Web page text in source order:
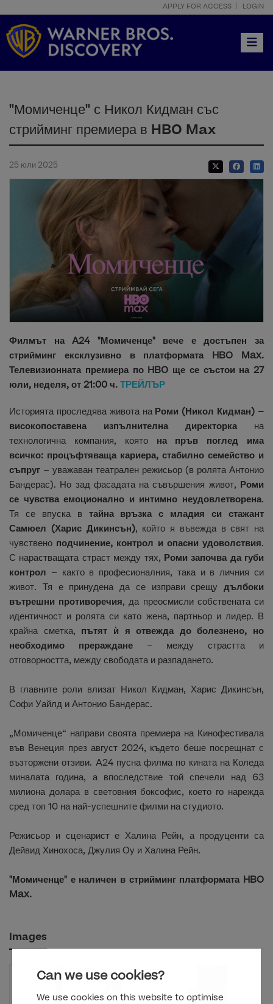
Can we use cookies?
We use cookies on this website to optimise
APPLY FOR ACCESS LOGIN
"Момиченце" с Никол Кидман със
стрийминг премиера в HBO Max
25 юли 2025
Филмът на A24 "Момиченце" вече е достъпен за
стрийминг ексклузивно в платформата HBO Max.
Телевизионната премиера по HBO ще се състои на 27
юли, неделя, от 21:00 ч. ТРЕЙЛЪР
Историята проследява живота на Роми (Никол Кидман) –
високопоставена изпълнителна директоркана
технологична компания, която на пръв поглед има
всичко: процъфтяваща кариера, стабилно семейство и
съпруг – уважаван театрален режисьор (в ролята Антонио
Бандерас). Но зад фасадата на съвършения живот, Роми
се чувства емоционално и интимно неудовлетворена.
Тя се впуска в тайна връзка с младия си стажант
Самюел (Харис Дикинсън), който я въвежда в свят на
чувствено подчинение, контрол и опасни удоволствия.
С нарастващата страст между тях, Роми започва да губи
контрол – както в професионалния, така и в личния си
живот. Тя е принудена да се изправи срещу дълбоки
вътрешни противоречия, да преосмисли собствената си
идентичност и ролята си като жена, партньор и лидер. В
крайна сметка, пътят ѝ я отвежда до болезнено, но
необходимо прераждане– между страстта и
отговорността, между свободата и разпадането.
В главните роли влизат Никол Кидман, Харис Дикинсън,
Софи Уайлд и Антонио Бандерас.
„Момиченце“ направи своята премиера на Кинофестивала
във Венеция през август 2024, където беше посрещнат с
възторжени отзиви. A24 пусна филма по кината на Коледа
миналата година, а впоследствие той спечели над 63
милиона долара в световния боксофис, което го нарежда
сред топ 10 на най-успешните филми на студиото.
Режисьор и сценарист е Халина Рейн, а продуценти са
Дейвид Хинохоса, Джулия Оу и Халина Рейн.
"Момиченце" е наличен в стрийминг платформата HBO
Max.
Images